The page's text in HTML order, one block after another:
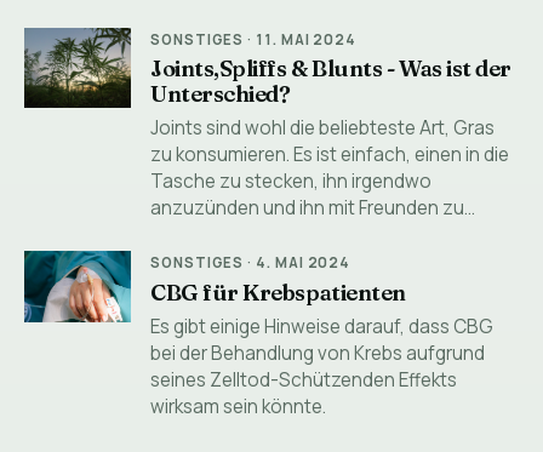
SONSTIGES · 11. MAI 2024
Joints,Spliffs & Blunts - Was ist der
Unterschied?
Joints sind wohl die beliebteste Art, Gras
zu konsumieren. Es ist einfach, einen in die
Tasche zu stecken, ihn irgendwo
anzuzünden und ihn mit Freunden zu…
SONSTIGES · 4. MAI 2024
CBG für Krebspatienten
Es gibt einige Hinweise darauf, dass CBG
bei der Behandlung von Krebs aufgrund
seines Zelltod-Schützenden Effekts
wirksam sein könnte.